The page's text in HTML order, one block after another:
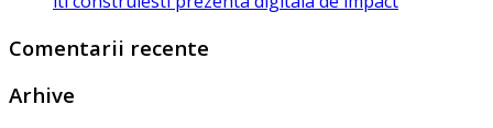
Comentarii recente
Arhive